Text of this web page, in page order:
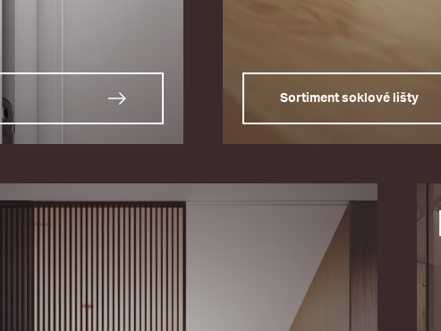
Sortiment soklové lišty